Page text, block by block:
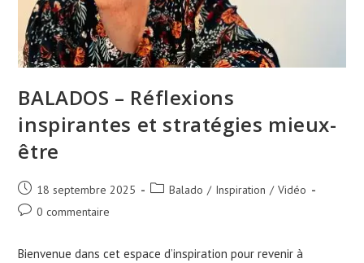
BALADOS – Réflexions
inspirantes et stratégies mieux-
être
18 septembre 2025 Balado / Inspiration / Vidéo
0 commentaire
Bienvenue dans cet espace d’inspiration pour revenir à